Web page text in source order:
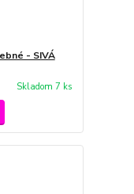
- SIVÁ
Skladom 7 ks